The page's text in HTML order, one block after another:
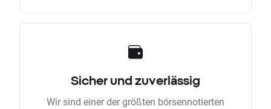
Sicher und zuverlässig
Wir sind einer der größten börsennotierten